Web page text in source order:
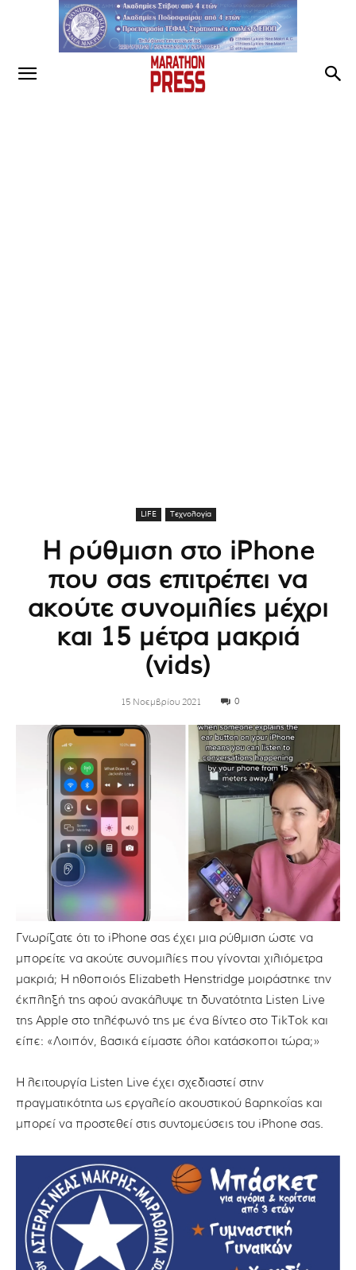
LIFE Τεχνολογία
Η ρύθμιση στο iPhone
που σας επιτρέπει να
ακούτε συνομιλίες μέχρι
και 15 μέτρα μακριά
(vids)
15 Νοεμβρίου 2021 0
Γνωρίζατε ότι το iPhone σας έχει μια ρύθμιση ώστε να
μπορείτε να ακούτε συνομιλίες που γίνονται χιλιόμετρα
μακριά; Η ηθοποιός Elizabeth Henstridge μοιράστηκε την
έκπληξή της αφού ανακάλυψε τη δυνατότητα Listen Live
της Apple στο τηλέφωνό της με ένα βίντεο στο TikTok και
είπε: «Λοιπόν, βασικά είμαστε όλοι κατάσκοποι τώρα;»
Η λειτουργία Listen Live έχει σχεδιαστεί στην
πραγματικότητα ως εργαλείο ακουστικού βαρηκοΐας και
μπορεί να προστεθεί στις συντομεύσεις του iPhone σας.